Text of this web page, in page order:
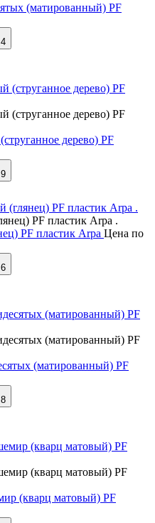
(матированный) PF
4
дерево) PF
9
PF пластик Arpa Цена по
6
(матированный) PF
8
(кварц матовый) PF